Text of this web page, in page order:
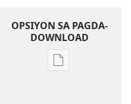
OPSIYON SA PAGDA-
DOWNLOAD
Opsiyon